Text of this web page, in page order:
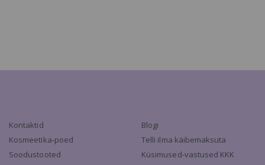
Kontaktid
Kosmeetika-poed
Soodustooted
Blogi
Telli ilma käibemaksuta
Küsimused-vastused KKK